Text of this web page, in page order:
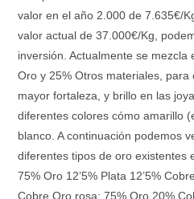
valor en el año 2.000 de 7.635€/
valor actual de 37.000€/Kg,
inversión. Actualmente se mezcla
Oro y 25% Otros materiales,
mayor fortaleza, y brillo en las
diferentes colores cómo amarillo
blanco. A continuación podemos
diferentes tipos de oro existentes
75% Oro 12’5% Plata 12’5%
Cobre Oro rosa: 75% Oro 20%